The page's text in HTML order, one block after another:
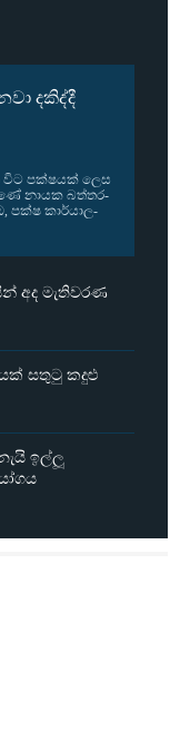
දකිද්දී
විට පක්ෂ­යක් ලෙස
නායක බත්ත­ර­
පක්ෂ කාර්යා­ල­
අද මැතිවරණ
සතුටු කදුළු
ඉල්ලූ